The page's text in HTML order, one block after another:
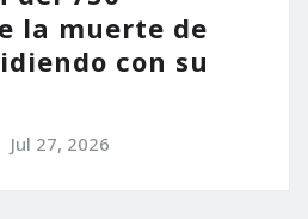
la muerte de
con su
Jul 27, 2026